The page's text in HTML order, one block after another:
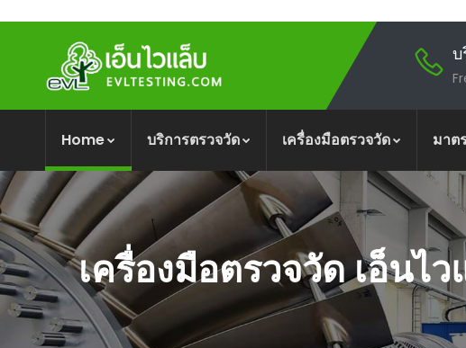
บ
Home บริการตรวจวัด เครื่องมือตรวจวัด มาต
เครื่องมือตรวจวัด เอ็นไ